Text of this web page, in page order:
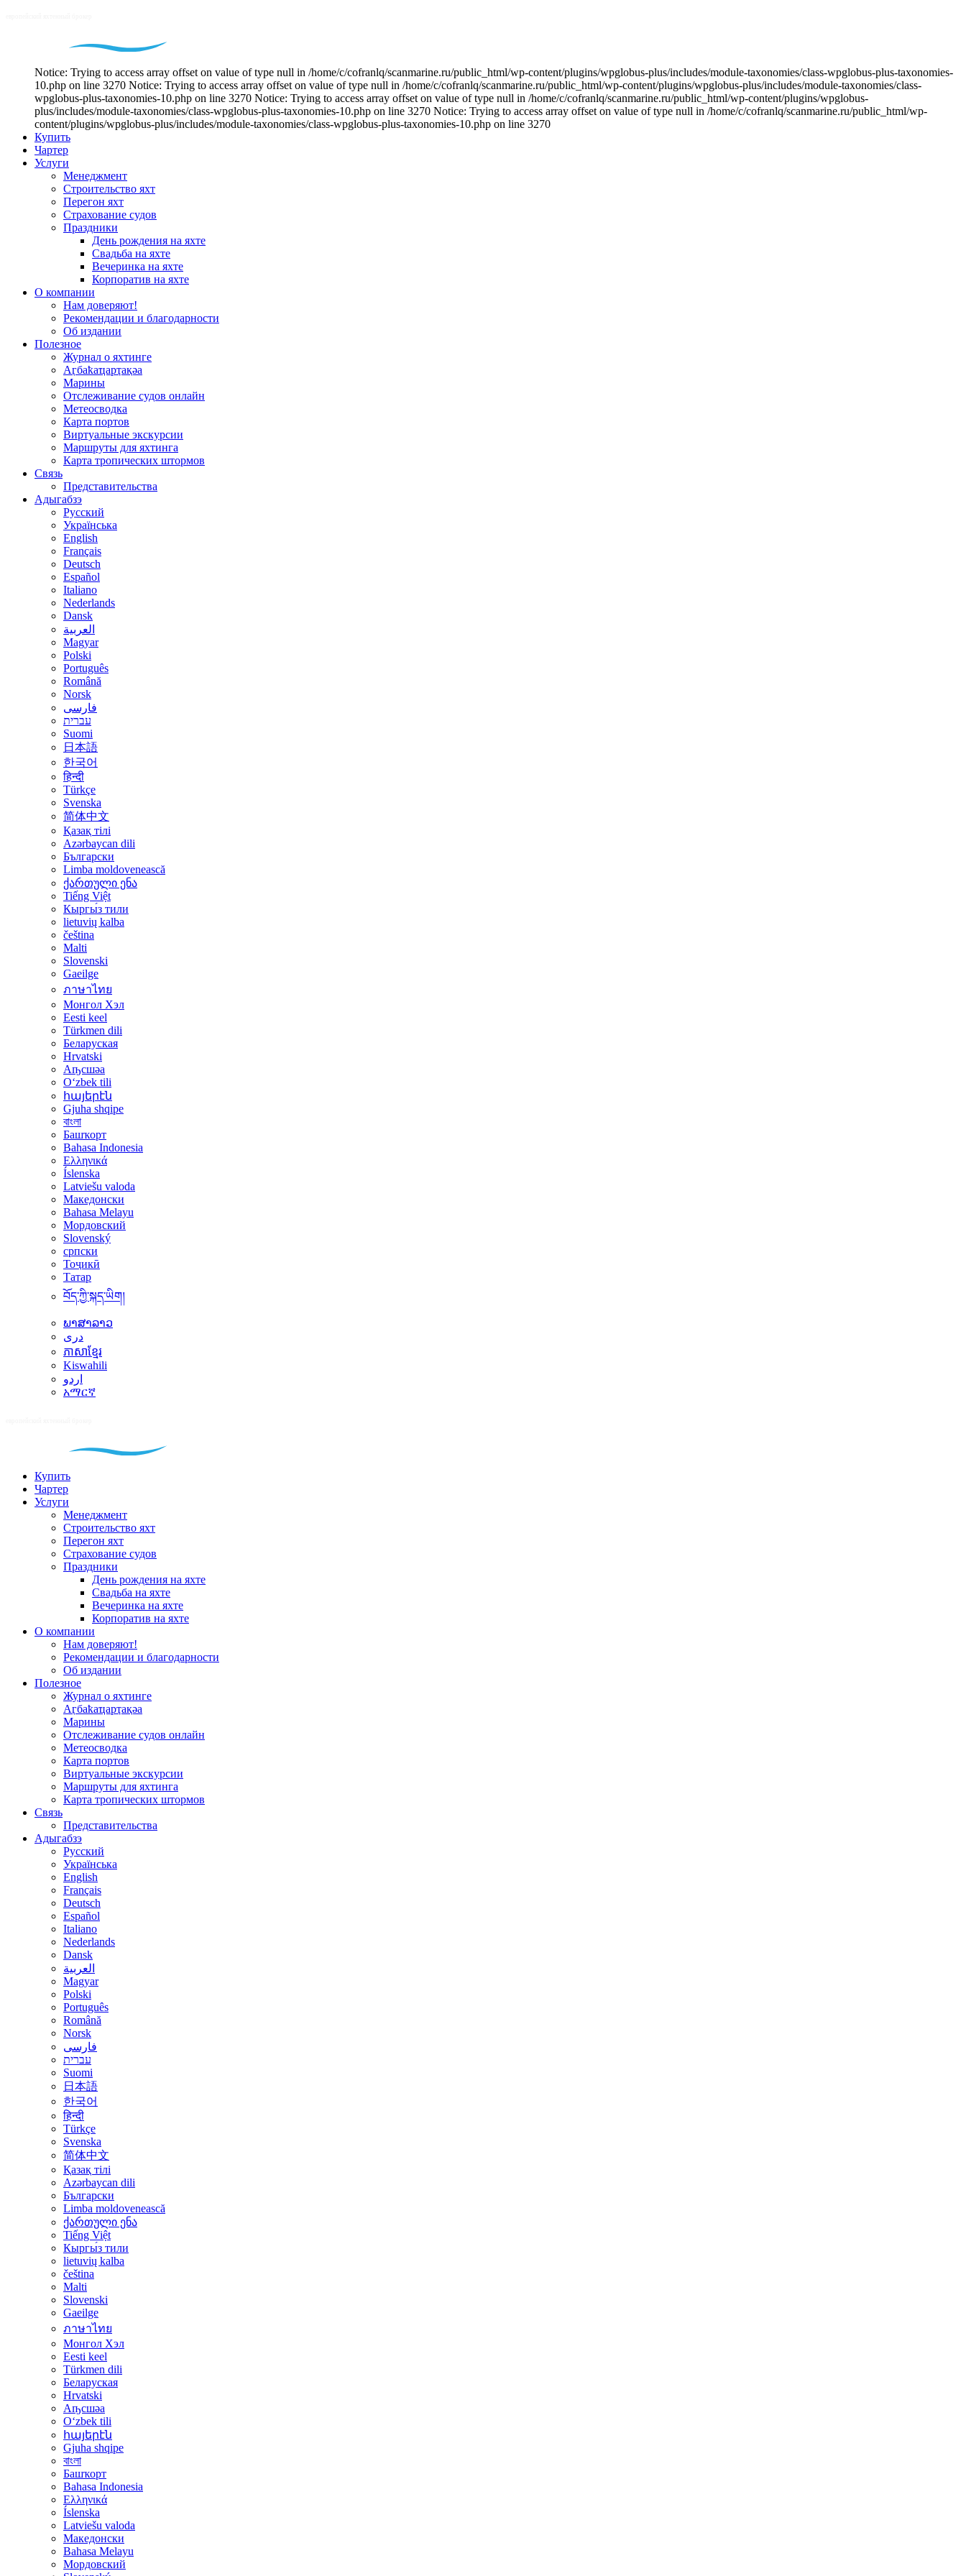
Notice: Trying to access array offset on value of type null in /home/c/cofranlq/scanmarine.ru/public_html/wp-content/plugins/wpglobus-plus/includes/module-taxonomies/class-wpglobus-plus-taxonomies-
10.php on line 3270 Notice: Trying to access array offset on value of type null in /home/c/cofranlq/scanmarine.ru/public_html/wp-content/plugins/wpglobus-plus/includes/module-taxonomies/class-
wpglobus-plus-taxonomies-10.php on line 3270 Notice: Trying to access array offset on value of type null in /home/c/cofranlq/scanmarine.ru/public_html/wp-content/plugins/wpglobus-
plus/includes/module-taxonomies/class-wpglobus-plus-taxonomies-10.php on line 3270 Notice: Trying to access array offset on value of type null in /home/c/cofranlq/scanmarine.ru/public_html/wp-
content/plugins/wpglobus-plus/includes/module-taxonomies/class-wpglobus-plus-taxonomies-10.php on line 3270
Купить
Чартер
Услуги
Менеджмент
Строительство яхт
Перегон яхт
Страхование судов
Праздники
День рождения на яхте
Свадьба на яхте
Вечеринка на яхте
Корпоратив на яхте
О компании
Нам доверяют!
Рекомендации и благодарности
Об издании
Полезное
Журнал о яхтинге
Аӷбаҟаҵарҭақәа
Марины
Отслеживание судов онлайн
Метеосводка
Карта портов
Виртуальные экскурсии
Маршруты для яхтинга
Карта тропических штормов
Связь
Представительства
Адыгабзэ
Русский
Українська
English
Français
Deutsch
Español
Italiano
Nederlands
Dansk
العربية
Magyar
Polski
Português
Română
Norsk
فارسی
עברית
Suomi
日本語
한국어
हिन्दी
Türkçe
Svenska
简体中文
Қазақ тілі
Azərbaycan dili
Български
Limba moldovenească
ქართული ენა
Tiếng Việt
Кыргы́з тили
lietuvių kalba
čeština
Malti
Slovenski
Gaeilge
ภาษาไทย
Монгол Хэл
Eesti keel
Türkmen dili
Беларуская
Hrvatski
Аҧсшәа
Oʻzbek tili
հայերէն
Gjuha shqipe
বাংলা
Башҡорт
Bahasa Indonesia
Ελληνικά
Íslenska
Latviešu valoda
Македонски
Bahasa Melayu
Мордовский
Slovenský
српски
Тоҷикӣ
Татар
བོད་ཀྱི་སྐད་ཡིག།
ພາສາລາວ
دری
ភាសាខ្មែរ
Kiswahili
اردو
አማርኛ
Купить
Чартер
Услуги
Менеджмент
Строительство яхт
Перегон яхт
Страхование судов
Праздники
День рождения на яхте
Свадьба на яхте
Вечеринка на яхте
Корпоратив на яхте
О компании
Нам доверяют!
Рекомендации и благодарности
Об издании
Полезное
Журнал о яхтинге
Аӷбаҟаҵарҭақәа
Марины
Отслеживание судов онлайн
Метеосводка
Карта портов
Виртуальные экскурсии
Маршруты для яхтинга
Карта тропических штормов
Связь
Представительства
Адыгабзэ
Русский
Українська
English
Français
Deutsch
Español
Italiano
Nederlands
Dansk
العربية
Magyar
Polski
Português
Română
Norsk
فارسی
עברית
Suomi
日本語
한국어
हिन्दी
Türkçe
Svenska
简体中文
Қазақ тілі
Azərbaycan dili
Български
Limba moldovenească
ქართული ენა
Tiếng Việt
Кыргы́з тили
lietuvių kalba
čeština
Malti
Slovenski
Gaeilge
ภาษาไทย
Монгол Хэл
Eesti keel
Türkmen dili
Беларуская
Hrvatski
Аҧсшәа
Oʻzbek tili
հայերէն
Gjuha shqipe
বাংলা
Башҡорт
Bahasa Indonesia
Ελληνικά
Íslenska
Latviešu valoda
Македонски
Bahasa Melayu
Мордовский